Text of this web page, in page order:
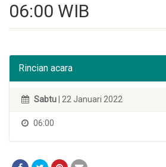
06:00 WIB
Rincian acara
Sabtu | 22 Januari 2022
06:00